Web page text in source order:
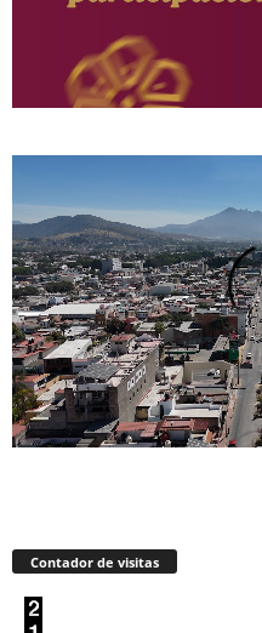
Contador de visitas